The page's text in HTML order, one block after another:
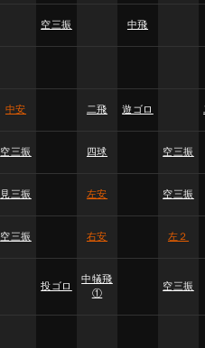
プライバシーポリシー
よくある質問
空三振 中飛
中安 二飛 遊ゴロ
空三振 四球 空三振
見三振 左安 空三振
空三振 右安 左２
投ゴロ
中犠飛
①
空三振